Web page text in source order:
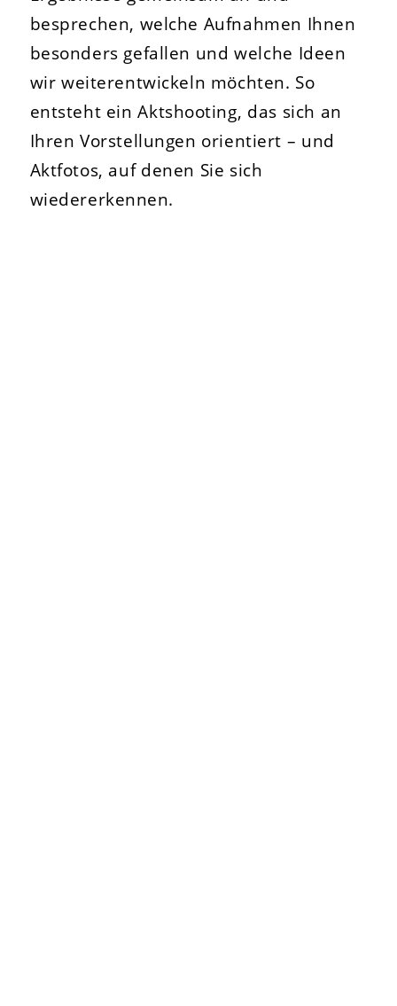
besprechen, welche Aufnahmen Ihnen
besonders gefallen und welche Ideen
wir weiterentwickeln möchten. So
entsteht ein Aktshooting, das sich an
Ihren Vorstellungen orientiert – und
Aktfotos, auf denen Sie sich
wiedererkennen.